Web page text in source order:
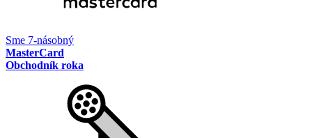
Sme 7-násobný
MasterCard
Obchodník roka